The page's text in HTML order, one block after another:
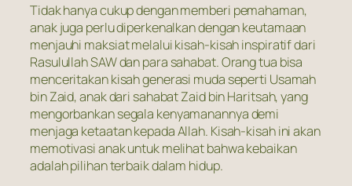
Tidak hanya cukup dengan memberi pemahaman,
anak juga perlu diperkenalkan dengan keutamaan
menjauhi maksiat melalui kisah-kisah inspiratif dari
Rasulullah SAW dan para sahabat. Orang tua bisa
menceritakan kisah generasi muda seperti Usamah
bin Zaid, anak dari sahabat Zaid bin Haritsah, yang
mengorbankan segala kenyamanannya demi
menjaga ketaatan kepada Allah. Kisah-kisah ini akan
memotivasi anak untuk melihat bahwa kebaikan
adalah pilihan terbaik dalam hidup.